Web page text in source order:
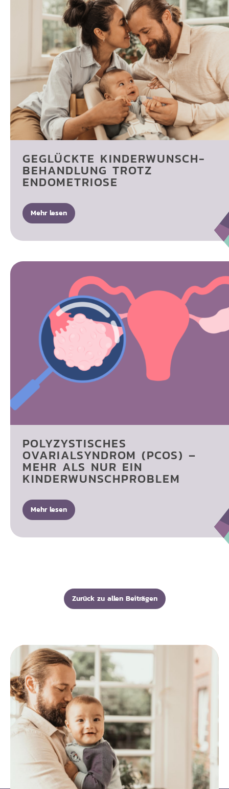
GEGLÜCKTE KINDERWUNSCH­
BEHANDLUNG TROTZ
ENDOMETRIOSE
Mehr lesen
POLYZYSTISCHES
OVARIALSYNDROM (PCOS) –
MEHR ALS NUR EIN
KINDERWUNSCHPROBLEM
Mehr lesen
Zurück zu allen Beiträgen